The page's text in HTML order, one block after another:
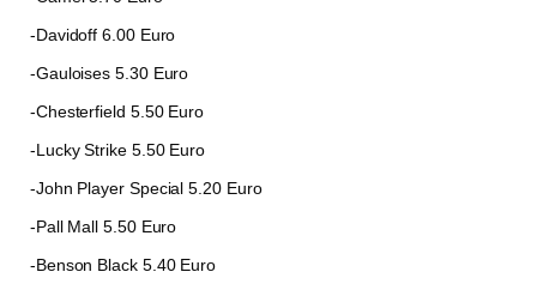
-Davidoff 6.00 Euro
-Gauloises 5.30 Euro
-Chesterfield 5.50 Euro
-Lucky Strike 5.50 Euro
-John Player Special 5.20 Euro
-Pall Mall 5.50 Euro
-Benson Black 5.40 Euro